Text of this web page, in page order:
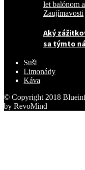
Zaujímavosti
Aký
sa týmto
Suši
Limonády
Káva
© Copyright 2018
by RevoMind